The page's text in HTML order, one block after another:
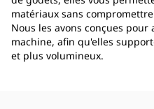
matériaux sans
Nous les avons conçues
machine, afin qu'elles
et plus volumineux.